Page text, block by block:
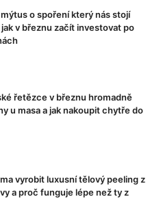
o spoření který nás stojí
v březnu začít investovat po
řetězce v březnu hromadně
u masa a jak nakoupit chytře do
vyrobit luxusní tělový peeling z
a proč funguje lépe než ty z